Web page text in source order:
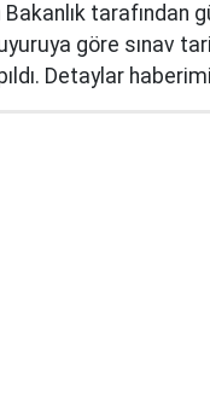
tarafından
göre sınav
Detaylar